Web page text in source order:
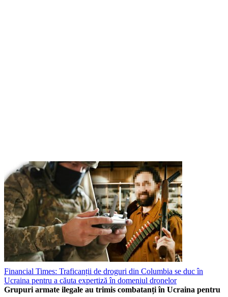
Financial Times: Traficanții de droguri din Columbia se duc în
Ucraina pentru a căuta expertiză în domeniul dronelor
Grupuri armate ilegale au trimis combatanți în Ucraina pentru